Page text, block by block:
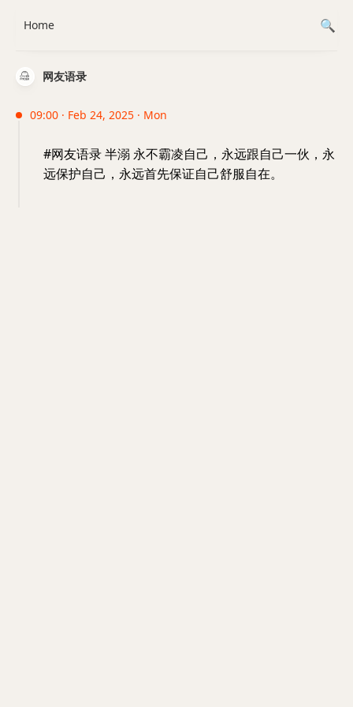
网友语录
09:00 · Feb 24, 2025 · Mon
#网友语录 半溺 永不霸凌自己，永远跟自己一伙，永
远保护自己，永远首先保证自己舒服自在。
Home